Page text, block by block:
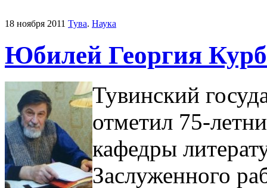
18 ноября 2011 Тува. Наука
Юбилей Георгия
Тувинский
отметил 75-
кафедры
Заслуженного